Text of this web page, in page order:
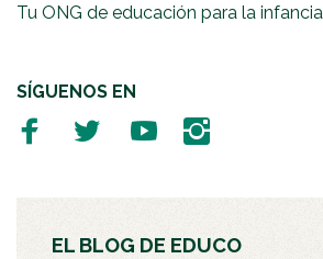
Tu ONG de educación para la infancia
SÍGUENOS EN
EL BLOG DE EDUCO